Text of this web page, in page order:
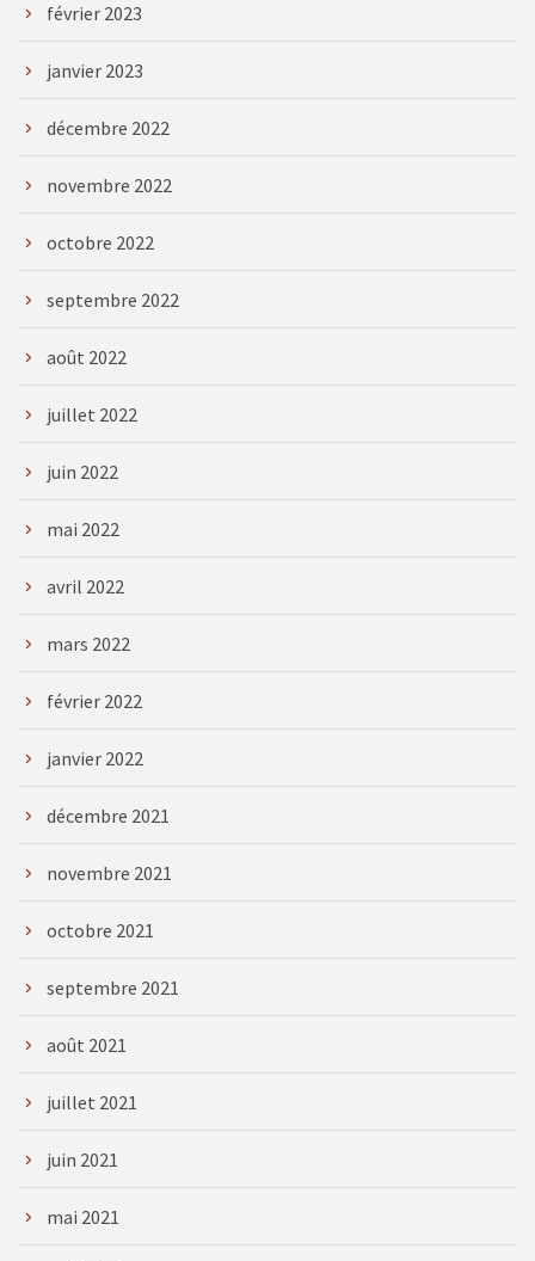
février 2023
janvier 2023
décembre 2022
novembre 2022
octobre 2022
septembre 2022
août 2022
juillet 2022
juin 2022
mai 2022
avril 2022
mars 2022
février 2022
janvier 2022
décembre 2021
novembre 2021
octobre 2021
septembre 2021
août 2021
juillet 2021
juin 2021
mai 2021